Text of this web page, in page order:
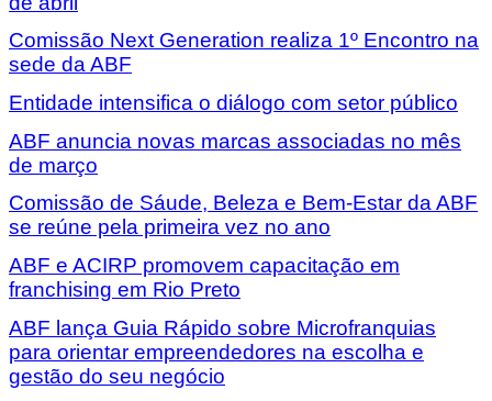
Comissão Next Generation realiza 1º Encontro na
sede da ABF
Entidade intensifica o diálogo com setor público
ABF anuncia novas marcas associadas no mês
de março
Comissão de Sáude, Beleza e Bem-Estar da ABF
se reúne pela primeira vez no ano
ABF e ACIRP promovem capacitação em
franchising em Rio Preto
ABF lança Guia Rápido sobre Microfranquias
para orientar empreendedores na escolha e
gestão do seu negócio